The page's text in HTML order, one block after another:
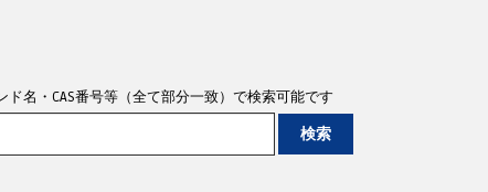
名・CAS番号等（全て部分一致）で検索可能です